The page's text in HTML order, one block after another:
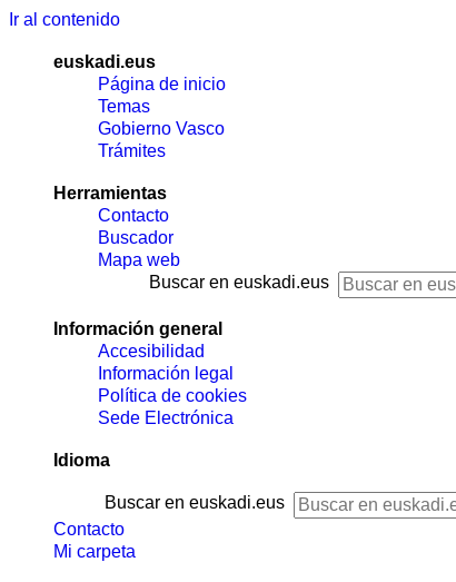
Ir al contenido
euskadi.eus
Página de inicio
Temas
Gobierno Vasco
Trámites
Herramientas
Contacto
Buscador
Mapa web
Buscar en euskadi.eus
Información general
Accesibilidad
Información legal
Política de cookies
Sede Electrónica
Idioma
Buscar en euskadi.eus
Contacto
Mi carpeta